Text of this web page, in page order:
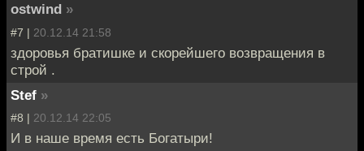
ostwind »
#7 | 20.12.14 21:58
здоровья братишке и скорейшего возвращения в
строй .
Stef »
#8 | 20.12.14 22:05
И в наше время есть Богатыри!